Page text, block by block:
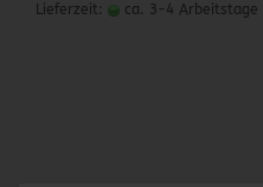
Lieferzeit: ca. 3-4 Arbeitstage